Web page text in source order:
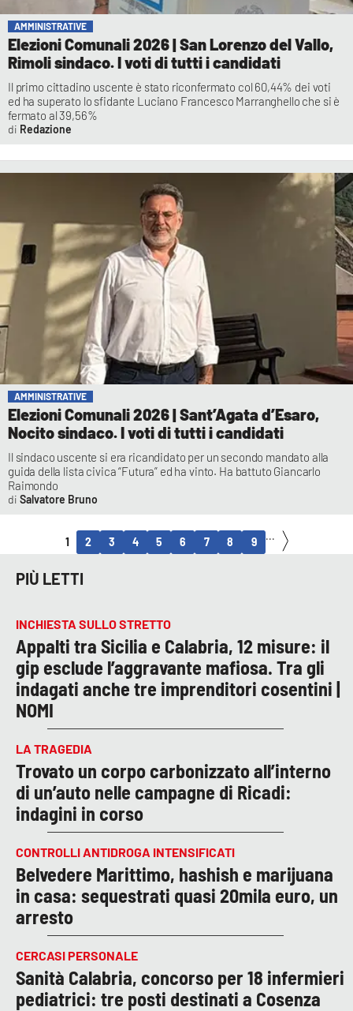
AMMINISTRATIVE
Elezioni Comunali 2026 | San Lorenzo del Vallo,
Rimoli sindaco. I voti di tutti i candidati
Il primo cittadino uscente è stato riconfermato col 60,44% dei voti
ed ha superato lo sfidante Luciano Francesco Marranghello che si è
fermato al 39,56%
Redazione
AMMINISTRATIVE
Elezioni Comunali 2026 | Sant’Agata d’Esaro,
Nocito sindaco. I voti di tutti i candidati
Il sindaco uscente si era ricandidato per un secondo mandato alla
guida della lista civica “Futura” ed ha vinto. Ha battuto Giancarlo
Raimondo
Salvatore Bruno
1 2 3 4 5 6 7 8 9 ...
PIÙ LETTI
INCHIESTA SULLO STRETTO
Appalti tra Sicilia e Calabria, 12 misure: il
gip esclude l’aggravante mafiosa. Tra gli
indagati anche tre imprenditori cosentini |
NOMI
LA TRAGEDIA
Trovato un corpo carbonizzato all’interno
di un’auto nelle campagne di Ricadi:
indagini in corso
CONTROLLI ANTIDROGA INTENSIFICATI
Belvedere Marittimo, hashish e marijuana
in casa: sequestrati quasi 20mila euro, un
arresto
CERCASI PERSONALE
Sanità Calabria, concorso per 18 infermieri
pediatrici: tre posti destinati a Cosenza